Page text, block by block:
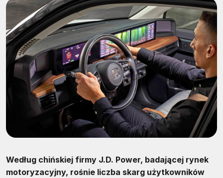
Według chińskiej firmy J.D. Power, badającej rynek
motoryzacyjny, rośnie liczba skarg użytkowników